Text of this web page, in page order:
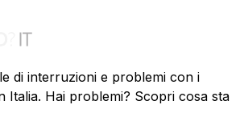
di interruzioni e problemi con i
Italia. Hai problemi? Scopri cosa sta